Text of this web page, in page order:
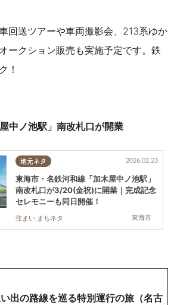
回送ツアーや車両撮影会、213系ゆか
ークション販売も実施予定です。鉄
！
中ノ池駅」南改札口が開業
地元ネタ
東海市
2026.02.23
東海市・名鉄河和線「加木屋中ノ池駅」
南改札口が3/20(金祝)に開業｜完成記念
セレモニーも同日開催！
住まい,まちネタ
出の路線を巡る特別運行の旅（名古